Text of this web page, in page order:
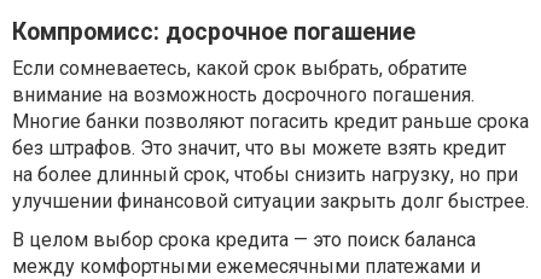
Компромисс: досрочное погашение
Если сомневаетесь, какой срок выбрать, обратите
внимание на возможность досрочного погашения.
Многие банки позволяют погасить кредит раньше срока
без штрафов. Это значит, что вы можете взять кредит
на более длинный срок, чтобы снизить нагрузку, но при
улучшении финансовой ситуации закрыть долг быстрее.
В целом выбор срока кредита — это поиск баланса
между комфортными ежемесячными платежами и